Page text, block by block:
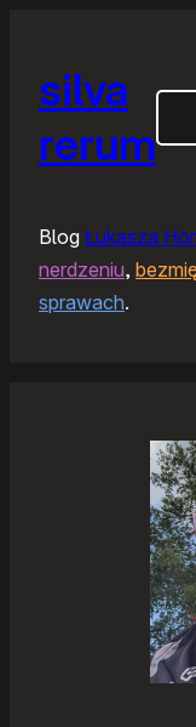
silva
rerum
Blog Łukasza
nerdzeniu,
sprawach.